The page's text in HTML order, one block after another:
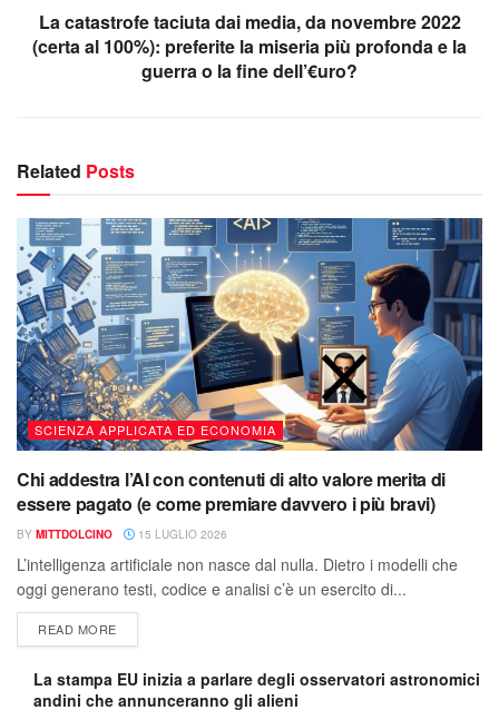
La catastrofe taciuta dai media, da novembre 2022
(certa al 100%): preferite la miseria più profonda e la
guerra o la fine dell’€uro?
Related Posts
SCIENZA APPLICATA ED ECONOMIA
Chi addestra l’AI con contenuti di alto valore merita di
essere pagato (e come premiare davvero i più bravi)
BY MITTDOLCINO 15 LUGLIO 2026
L’intelligenza artificiale non nasce dal nulla. Dietro i modelli che
oggi generano testi, codice e analisi c’è un esercito di...
READ MORE
La stampa EU inizia a parlare degli osservatori astronomici
andini che annunceranno gli alieni